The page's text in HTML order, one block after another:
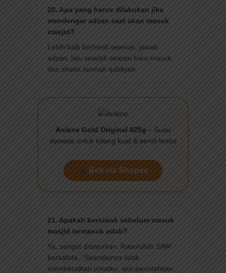
20. Apa yang harus dilakukan jika
mendengar adzan saat akan masuk
masjid?
Lebih baik berhenti sejenak, jawab
adzan, lalu setelah selesai baru masuk
dan shalat sunnah qabliyah.
Anlene Gold Original 825g – Susu
dewasa untuk tulang kuat & sendi lentur
Beli via Shopee
21. Apakah bersiwak sebelum masuk
masjid termasuk adab?
Ya, sangat dianjurkan. Rasulullah SAW
bersabda, “Seandainya tidak
memberatkan umatku, aku perintahkan